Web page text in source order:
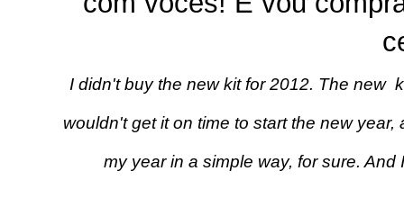
I didn't buy the new kit for 2012. The new
wouldn't get it on time to start the new
my year in a simple way, for sure.